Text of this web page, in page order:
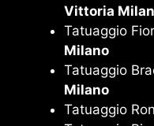
Vittoria
Tatuaggio
Milano
Tatuaggio
Milano
Tatuaggio